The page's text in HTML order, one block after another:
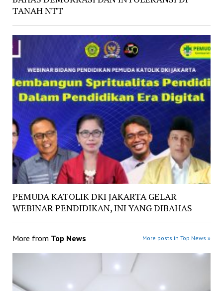
TANAH NTT
PEMUDA KATOLIK DKI JAKARTA GELAR
WEBINAR PENDIDIKAN, INI YANG DIBAHAS
More from Top News More posts in Top News »